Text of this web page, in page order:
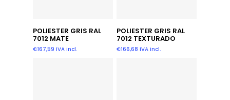
Añadir Al Carrito
POLIESTER GRIS RAL
7012 MATE
€167,59 IVA incl.
Añadir Al Carrito
POLIESTER GRIS RAL
7012 TEXTURADO
€166,68 IVA incl.